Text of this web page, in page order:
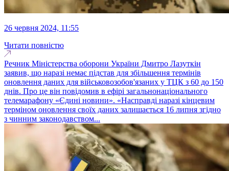
26 червня 2024, 11:55
Читати повністю
Речник Міністерства оборони України Дмитро Лазуткін
заявив, що наразі немає підстав для збільшення термінів
оновлення даних для військовозобов'язаних у ТЦК з 60 до 150
днів. Про це він повідомив в ефірі загальнонаціонального
телемарафону «Єдині новини». «Насправді наразі кінцевим
терміном оновлення своїх даних залишається 16 липня згідно
з чинним законодавством...